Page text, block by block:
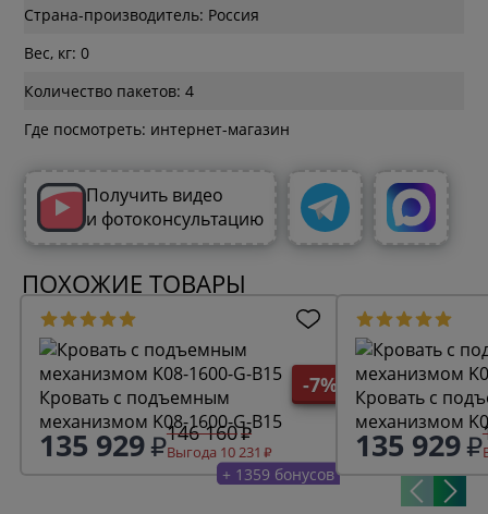
Страна-производитель: Россия
Вес, кг: 0
Количество пакетов: 4
Где посмотреть: интернет-магазин
Получить видео
и фотоконсультацию
ПОХОЖИЕ ТОВАРЫ
-7%
Кровать с подъемным
механизмом K08-1600-G-B15
135 929 146 160
Выгода 10 231
+ 1359 бонусов
Кровать с
механизмом
135 929